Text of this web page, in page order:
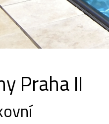
Praha II